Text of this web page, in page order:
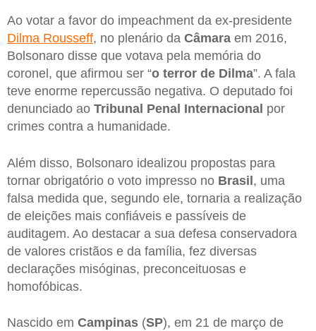
Ao votar a favor do impeachment da ex-presidente
Dilma Rousseff, no plenário da Câmara em 2016,
Bolsonaro disse que votava pela memória do
coronel, que afirmou ser “o terror de Dilma”. A fala
teve enorme repercussão negativa. O deputado foi
denunciado ao Tribunal Penal Internacional por
crimes contra a humanidade.
Além disso, Bolsonaro idealizou propostas para
tornar obrigatório o voto impresso no Brasil, uma
falsa medida que, segundo ele, tornaria a realização
de eleições mais confiáveis e passíveis de
auditagem. Ao destacar a sua defesa conservadora
de valores cristãos e da família, fez diversas
declarações misóginas, preconceituosas e
homofóbicas.
Nascido em Campinas (SP), em 21 de março de